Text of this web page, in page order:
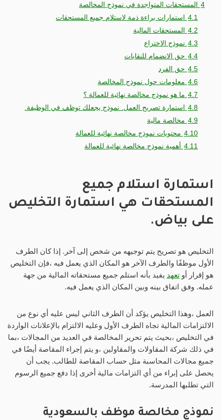
4
المستحقات المتواجدة في نموذج المخالصة
4.1
استمارات براءة ذمة لاستلام جميع المستحقات
4.2
المستحقات المالية
4.3 نموذج الاختراع
4.4 حق الانضمام للنقابات
4.5 حق الفرد
4.6 معلومات حول نموذج المخالصة
4.7 ما هو نموذج مخالصة نهائية للعمالة ؟
4.8
استمارة تصريح العمل. نموذج يجعلك توظف في الوظيفة.
4.9 مخالصة مالية
4.10 محتويات نموذج مخالصة نهائية للعمالة
4.11
أهمية نموذج مخالصة نهائية للعمالة
استمارة استلام جميع
المستحقات هي استمارة التخليص
على بياض.
التخليص هو تصريح يتم توجيهه من شخص إلى آخر. إذا كان الطرف
الأول موظفًا والطرف الآخر هو المكان الذي يعمل فيه ،فإن التخليص
هو إقرار أو تعهد يفيد بأنه استلم جميع مستحقاته المالية من جهة
عمله. وفق اتفاق بينه وبين المكان الذي يعمل فيه.
العمل ،وهذا التخليص يؤكد أن الطرف الثاني ليس عليه أي نوع من
الالتزامات المالية تجاه الطرف الأول وعليه الالتزام بالإعلانات الواردة
في التخليص ،بحيث يتم تحرير المخالصة في العديد من المجالات ،بما
في ذلك شركة المقاولات والمقاولين ،و يتم إجراء المقاصة أيضًا في
جميع مجالات المحاسبة مثل حساب المقاصة للطالب. يجب أن
يحصل على إبراء من أي التزامات مالية أخرى إذا دفع جميع الرسوم
التي تطلبها المدرسة.
نموذج مخالصة موظف بالسعودية